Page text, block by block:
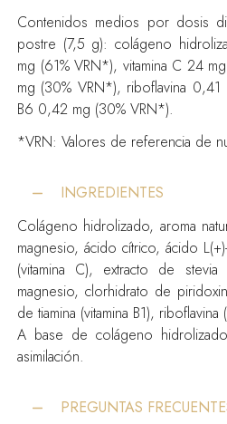
Contenidos medios por dosis
postre (7,5 g): colágeno
mg (61% VRN*), vitamina C 24
mg (30% VRN*), riboflavina 0,41
B6 0,42 mg (30% VRN*).
*VRN: Valores de referencia de
INGREDIENTES
Colágeno hidrolizado, aroma
magnesio, ácido cítrico, ácido
(vitamina C), extracto de
magnesio, clorhidrato de
de tiamina (vitamina B1), riboflavina
A base de colágeno
asimilación.
PREGUNTAS